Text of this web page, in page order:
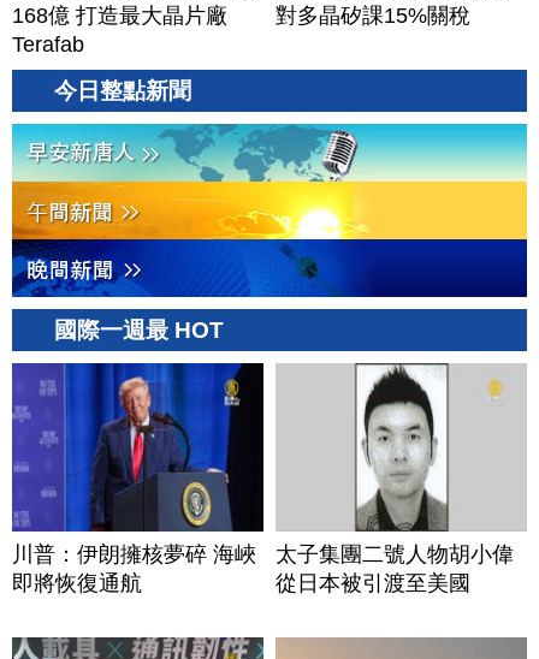
168億 打造最大晶片廠
Terafab
對多晶矽課15%關稅
今日整點新聞
國際一週最 HOT
川普：伊朗擁核夢碎 海峽
即將恢復通航
太子集團二號人物胡小偉
從日本被引渡至美國